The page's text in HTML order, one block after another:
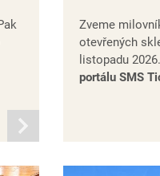
Zveme
otevřených
listopadu 2026.
portálu SMS